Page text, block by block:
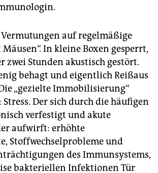
Vermutungen auf regelmäßige
In kleine Boxen gesperrt,
zwei Stunden akustisch gestört.
behagt und eigentlich Reißaus
„gezielte Immobilisierung“
Der sich durch die häufigen
verfestigt und akute
aufwirft: erhöhte
Stoffwechselprobleme und
des Immunsystems,
bakteriellen Infektionen Tür